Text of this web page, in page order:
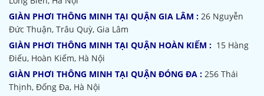
GIÀN PHƠI THÔNG MINH TẠI QUẬN GIA LÂM : 26 Nguyễn
Đức Thuận, Trâu Quỳ, Gia Lâm
GIÀN PHƠI THÔNG MINH TẠI QUẬN HOÀN KIẾM : 15 Hàng
Điếu, Hoàn Kiếm, Hà Nội
GIÀN PHƠI THÔNG MINH TẠI QUẬN ĐÓNG ĐA : 256 Thái
Thịnh, Đống Đa, Hà Nội